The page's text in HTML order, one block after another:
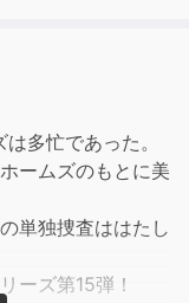
多忙であった。
ームズのもとに美
単独捜査ははたし
ーズ第15弾！